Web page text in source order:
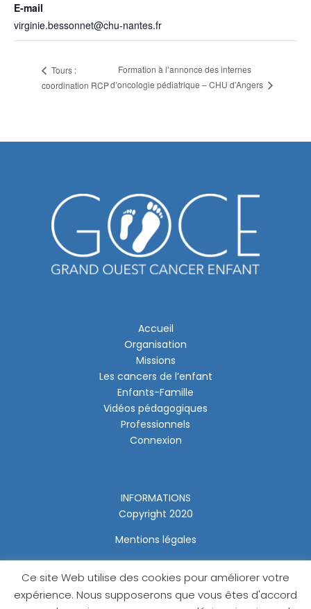
E-mail
virginie.bessonnet@chu-nantes.fr
Tours :
coordination RCP
Formation à l’annonce des internes
d’oncologie pédiatrique – CHU d’Angers
Accueil
Organisation
Missions
Les cancers de l’enfant
Enfants-Famille
Vidéos pédagogiques
Professionnels
Connexion
INFORMATIONS
Copyright 2020
Mentions légales
Ce site Web utilise des cookies pour améliorer votre
expérience. Nous supposerons que vous êtes d'accord